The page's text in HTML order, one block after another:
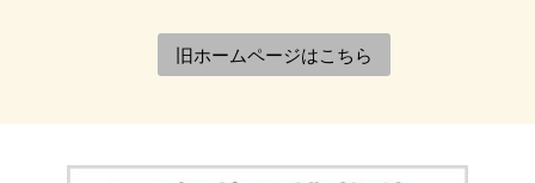
旧ホームページはこちら